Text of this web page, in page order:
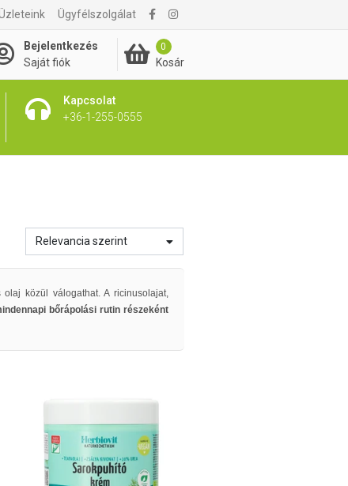
Ügyfélszolgálat
Bejelentkezés
Saját fiók
0
Kosár
Kapcsolat
+36-1-255-0555
Relevancia szerint
közül válogathat. A ricinusolajat,
bőrápolási rutin részeként